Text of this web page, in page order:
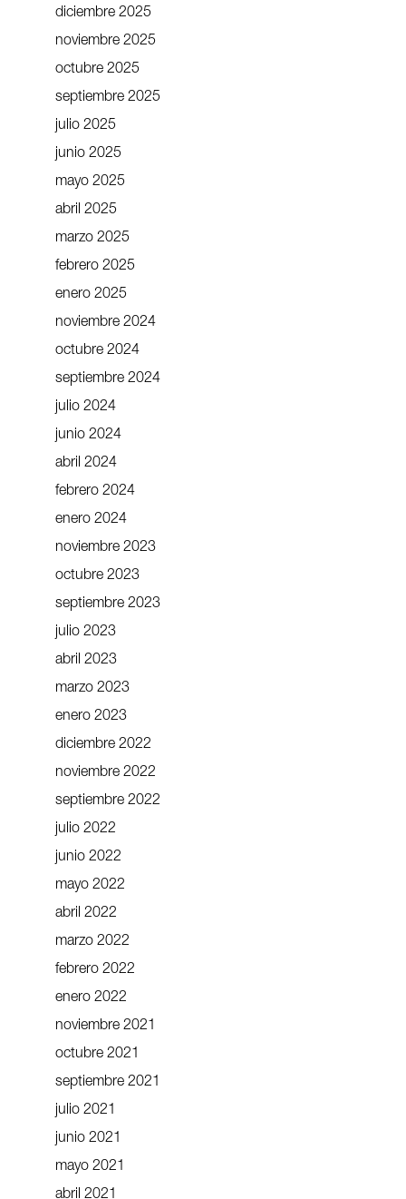
diciembre 2025
noviembre 2025
octubre 2025
septiembre 2025
julio 2025
junio 2025
mayo 2025
abril 2025
marzo 2025
febrero 2025
enero 2025
noviembre 2024
octubre 2024
septiembre 2024
julio 2024
junio 2024
abril 2024
febrero 2024
enero 2024
noviembre 2023
octubre 2023
septiembre 2023
julio 2023
abril 2023
marzo 2023
enero 2023
diciembre 2022
noviembre 2022
septiembre 2022
julio 2022
junio 2022
mayo 2022
abril 2022
marzo 2022
febrero 2022
enero 2022
noviembre 2021
octubre 2021
septiembre 2021
julio 2021
junio 2021
mayo 2021
abril 2021